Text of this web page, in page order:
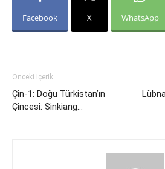
Facebook X WhatsApp
Önceki İçerik
Çin-1: Doğu Türkistan’ın
Çincesi: Sinkiang…